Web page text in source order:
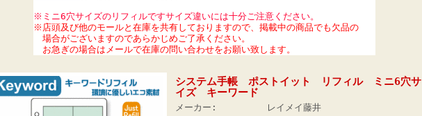
※ミニ6穴サイズのリフィルですサイズ違いには十分ご注意ください。
※店頭及び他のモールと在庫を共有しておりますので、掲載中の商品でも欠品の
場合がございますのであらかじめご了承ください。
お急ぎの場合はメールで在庫の問い合わせをお願い致します。
システム手帳 ポストイット リフィル ミニ6穴サ
イズ キーワード
メーカー:
レイメイ藤井